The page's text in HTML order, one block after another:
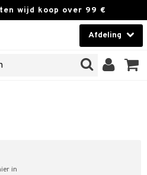
wijd koop over 99 €
Afdeling
in